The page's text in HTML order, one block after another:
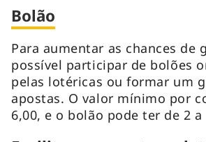
Bolão
Para aumentar as chances de
possível participar de bolões
pelas lotéricas ou formar um
apostas. O valor mínimo por
6,00, e o bolão pode ter de 2 a